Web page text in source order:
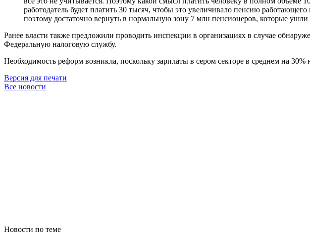
работодатель будет платить 30 тысяч, чтобы это увеличивало пенсию
поэтому достаточно вернуть в нормальную зону 7 млн пенсионеров, которые ушли
Ранее власти также предложили проводить инспекции в организациях в случае
Федеральную налоговую службу.
Необходимость реформ возникла, поскольку зарплаты в сером секторе в среднем на
Версия для печати
Все новости
Новости по теме